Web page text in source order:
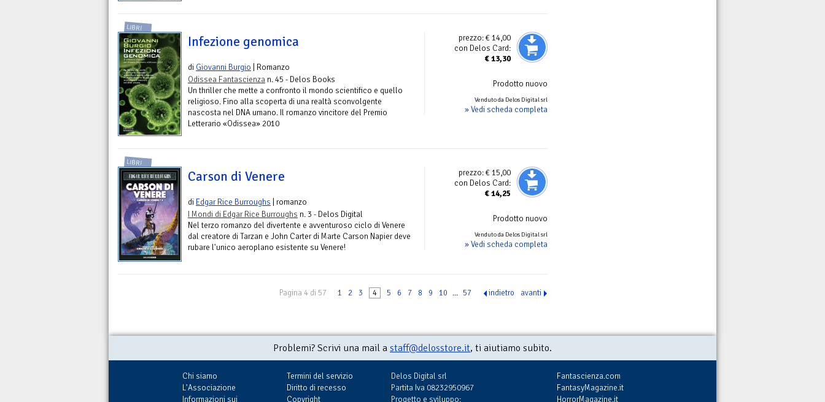
prezzo:€ 14,00
con Delos Card:
€13,30
Prodotto nuovo
Venduto da Delos Digital srl
» Vedi scheda completa
LIBRI
Infezione genomica
di Giovanni Burgio | Romanzo
Odissea Fantascienza n. 45 - Delos Books
Un thriller che mette a confronto il mondo scientifico e quello
religioso. Fino alla scoperta di una realtà sconvolgente
nascosta nel DNA umano. Il romanzo vincitore del Premio
Letterario «Odissea» 2010
prezzo:€ 15,00
con Delos Card:
€14,25
Prodotto nuovo
Venduto da Delos Digital srl
» Vedi scheda completa
LIBRI
Carson di Venere
di Edgar Rice Burroughs | romanzo
I Mondi di Edgar Rice Burroughs n. 3 - Delos Digital
Nel terzo romanzo del divertente e avventuroso ciclo di Venere
dal creatore di Tarzan e John Carter di Marte Carson Napier deve
rubare l'unico aeroplano esistente su Venere!
Pagina 4 di 57 1 2 3 4 5 6 7 8 9 10 ... 57 indietro avanti
Problemi? Scrivi una mail a staff@delosstore.it, ti aiutiamo subito.
Chi siamo
L'Associazione
Informazioni sui
Termini del servizio
Diritto di recesso
Copyright
Delos Digital srl
Partita Iva 08232950967
Progetto e sviluppo:
Fantascienza.com
FantasyMagazine.it
HorrorMagazine.it